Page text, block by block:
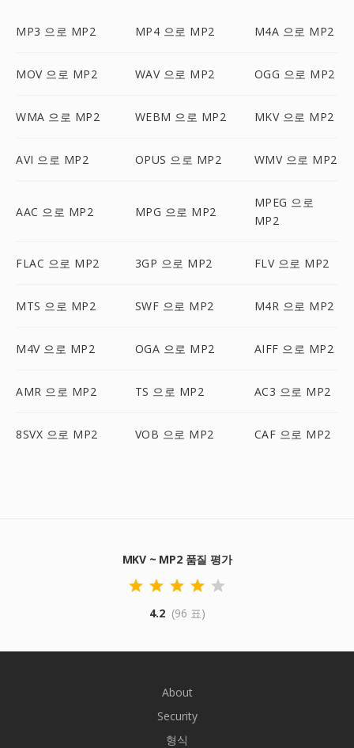
MP3 으로 MP2 MP4 으로 MP2 M4A 으로 MP2
MOV 으로 MP2 WAV 으로 MP2 OGG 으로 MP2
WMA 으로 MP2 WEBM 으로 MP2 MKV 으로 MP2
AVI 으로 MP2 OPUS 으로 MP2 WMV 으로 MP2
AAC 으로 MP2 MPG 으로 MP2
MPEG 으로
MP2
FLAC 으로 MP2 3GP 으로 MP2 FLV 으로 MP2
MTS 으로 MP2 SWF 으로 MP2 M4R 으로 MP2
M4V 으로 MP2 OGA 으로 MP2 AIFF 으로 MP2
AMR 으로 MP2 TS 으로 MP2 AC3 으로 MP2
8SVX 으로 MP2 VOB 으로 MP2 CAF 으로 MP2
MKV ~ MP2 품질 평가
4.2 (96 표)
About
Security
형식